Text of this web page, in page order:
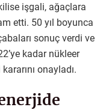
işgali, ağaçlara
etti. 50 yıl boyunca
sonuç verdi ve
kadar nükleer
onayladı.